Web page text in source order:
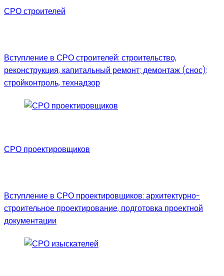
СРО строителей
Вступление в СРО строителей: строительство,
реконструкция, капитальный ремонт; демонтаж (снос);
стройконтроль, технадзор
СРО проектировщиков
Вступление в СРО проектировщиков: архитектурно-
строительное проектирование, подготовка проектной
документации